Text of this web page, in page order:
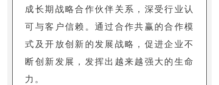
成长期战略合作伙伴关系，深受行业认
可与客户信赖。通过合作共赢的合作模
式及开放创新的发展战略，促进企业不
断创新发展，发挥出越来越强大的生命
力。